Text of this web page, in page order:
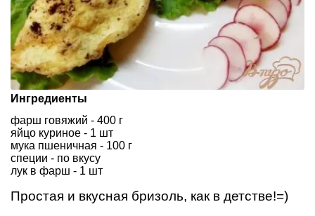
Ингредиенты
фарш говяжий - 400 г
яйцо куриное - 1 шт
мука пшеничная - 100 г
специи - по вкусу
лук в фарш - 1 шт
Простая и вкусная бризоль, как в детстве!=)